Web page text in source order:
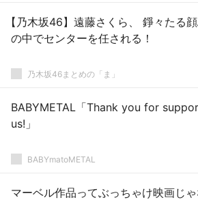
【乃木坂46】遠藤さくら、 錚々たる
の中でセンターを任される！
乃木坂46まとめの「ま」
BABYMETAL「Thank you for
us!」
BABYmatoMETAL
マーベル作品ってぶっちゃけ映画じ